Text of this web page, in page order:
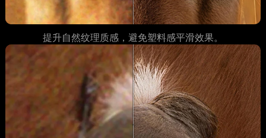
提升自然纹理质感，避免塑料感平滑效果。